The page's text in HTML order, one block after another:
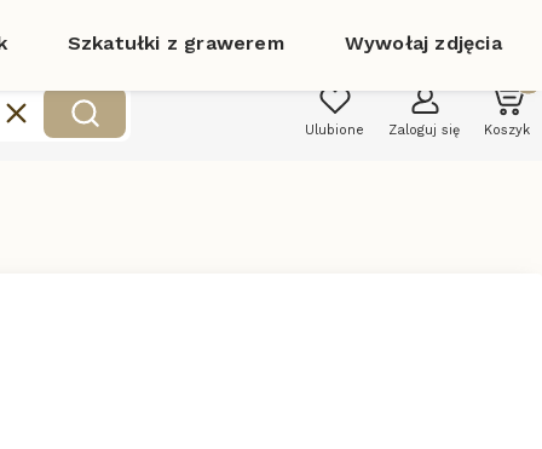
Wyczyśćszukaj Ulubione Zaloguj się Koszyk
Szkatułki z grawerem Wywołaj zdjęcia